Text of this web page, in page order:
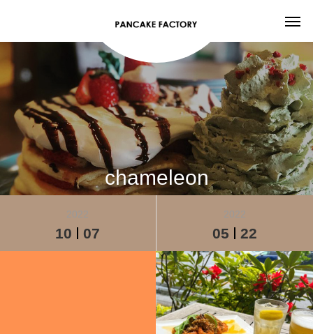
chameleon
2022
10 07
2022
05 22